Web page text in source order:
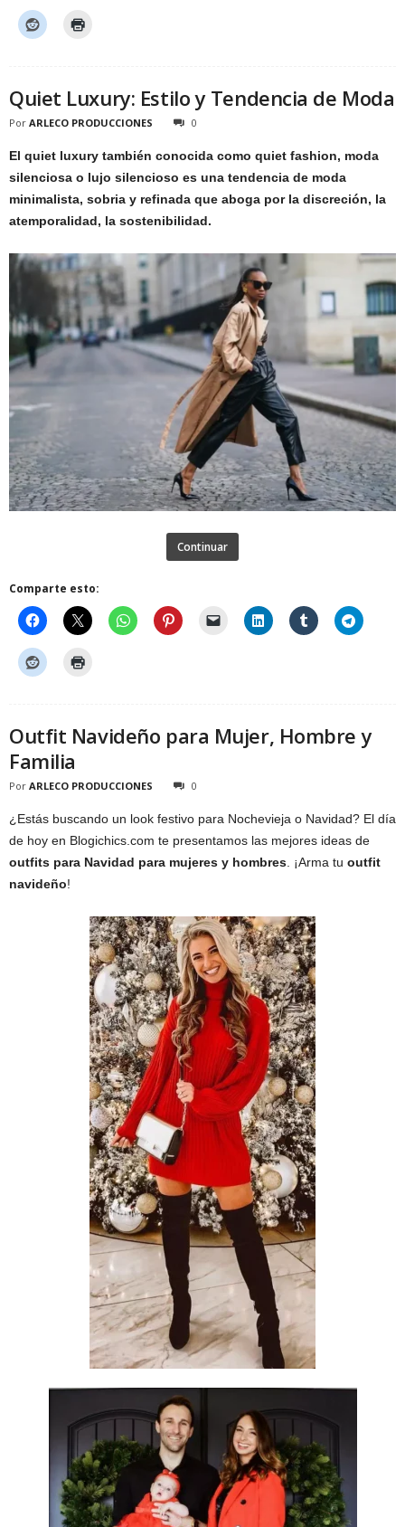
Quiet Luxury: Estilo y Tendencia de Moda
Por ARLECO PRODUCCIONES 0
El quiet luxury también conocida como quiet fashion, moda
silenciosa o lujo silencioso es una tendencia de moda
minimalista, sobria y refinada que aboga por la discreción, la
atemporalidad, la sostenibilidad.
Continuar
Comparte esto:
Outfit Navideño para Mujer, Hombre y
Familia
Por ARLECO PRODUCCIONES 0
¿Estás buscando un look festivo para Nochevieja o Navidad? El día
de hoy en Blogichics.com te presentamos las mejores ideas de
outfits para Navidad para mujeres y hombres . ¡Arma tu outfit
navideño!